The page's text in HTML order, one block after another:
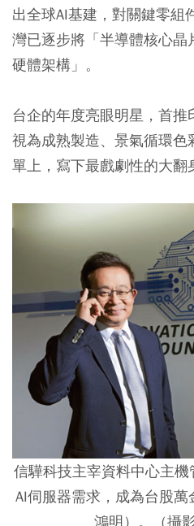
出全球AI基建，對關鍵零組
灣已逐步將「半導體核心
硬體架構」。
台企的年度亮眼明星，首
視為成熟製造、景氣循環
單上，寫下最戲劇性的大翻
信驊科技主宰資料中心主
AI伺服器需求，成為台股
鴻明）。（攝